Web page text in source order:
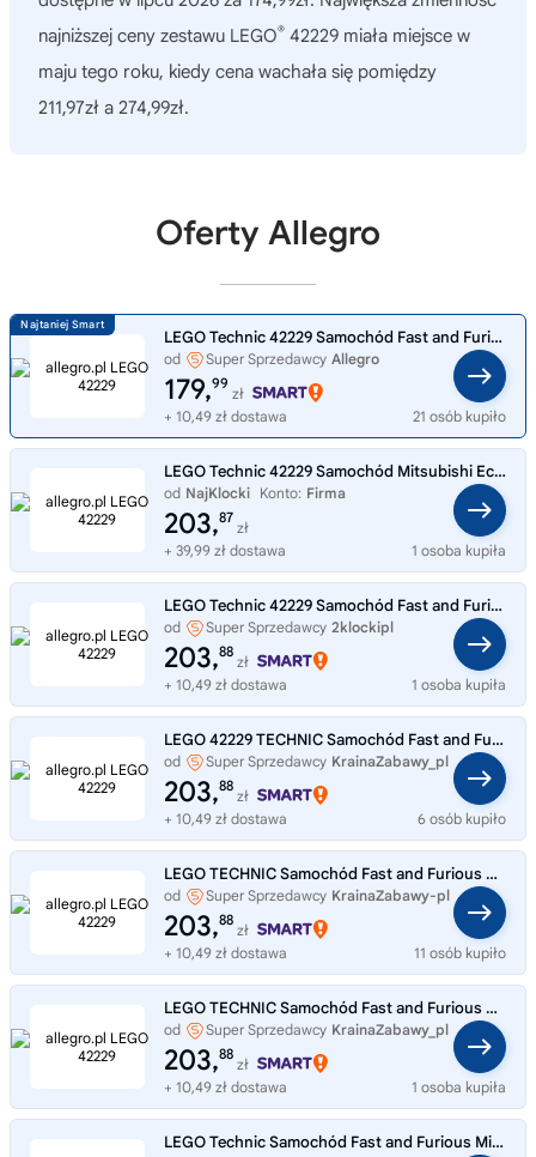
najniższej ceny zestawu LEGO® 42229 miała miejsce w
maju tego roku, kiedy cena wachała się pomiędzy
211,97zł a 274,99zł.
Oferty Allegro
LEGO Technic 42229 Samochód Fast and Furious Mitsubishi Eclipse, Dzień Ojca
od Super Sprzedawcy Allegro
179,99
zł
+ 10,49 zł dostawa
21 osób kupiło
LEGO Technic 42229 Samochód Mitsubishi Eclipse z serii Szybcy i wściekli
od NajKlocki Konto: Firma
203,87
zł
+ 39,99 zł dostawa
1 osoba kupiła
LEGO Technic 42229 Samochód Fast and Furious Mitsubishi Eclipse
od Super Sprzedawcy 2klockipl
203,88
zł
+ 10,49 zł dostawa
1 osoba kupiła
LEGO 42229 TECHNIC Samochód Fast and Furious Mitsubishi Eclipse
od Super Sprzedawcy KrainaZabawy_pl
203,88
zł
+ 10,49 zł dostawa
6 osób kupiło
LEGO TECHNIC Samochód Fast and Furious Mitsubishi Eclipse 42229
od Super Sprzedawcy KrainaZabawy-pl
203,88
zł
+ 10,49 zł dostawa
11 osób kupiło
LEGO TECHNIC Samochód Fast and Furious Mitsubishi Eclipse 42229
od Super Sprzedawcy KrainaZabawy_pl
203,88
zł
+ 10,49 zł dostawa
1 osoba kupiła
LEGO Technic Samochód Fast and Furious Mitsubishi Eclipse 42229